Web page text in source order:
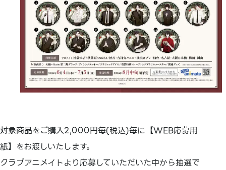
対象商品をご購入2,000円毎(税込)毎に【WEB応募用
紙】をお渡しいたします。
クラブアニメイトより応募していただいた中から抽選で